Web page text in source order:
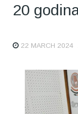
20
22 MARCH 2024